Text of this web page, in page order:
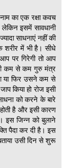
का एक रक्षा कवच
इसमें सावधानी
साधनाएं नहीं की
में भी है। सीधे
पर गिरेगी तो आप
कम से कम गुरु मंत्र
या फिर उसने कम से
किया हो रोज इसी
को करने के बारे
है और इसी कारण
इस जिन्न को बुलाने
पैदा कर दी है। इस
उसी दिन से शुरू